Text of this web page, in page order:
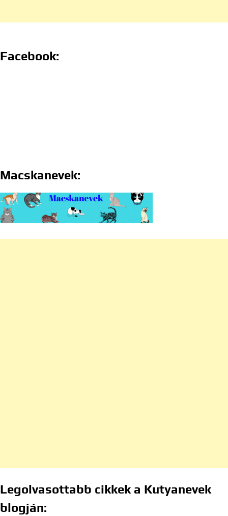
Facebook:
Macskanevek:
Legolvasottabb cikkek a Kutyanevek
blogján: